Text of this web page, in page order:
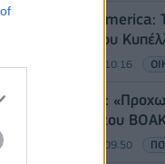
Bank of America:
Παγκοσμίου
07/08/2026 - 10:16
Χρ. Δήμας:
το μήκος του
07/08/2026 - 09:50